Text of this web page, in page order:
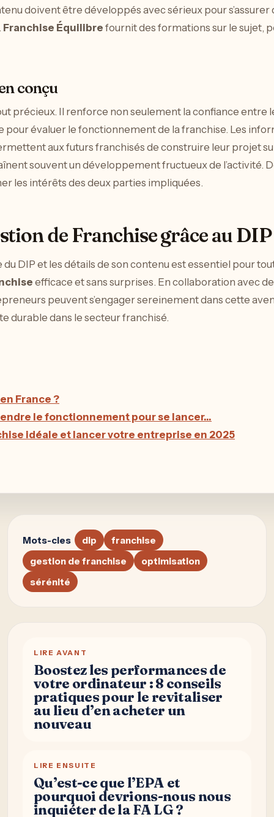
doivent être développés avec sérieux pour
Franchise Équilibre fournit des formations sur le sujet,
conçu
précieux. Il renforce non seulement la confiance entre
évaluer le fonctionnement de la franchise. Les
aux futurs franchisés de construire leur projet
souvent un développement fructueux de l’activité.
les intérêts des deux parties impliquées.
de Franchise grâce au DIP
DIP et les détails de son contenu est essentiel pour
efficace et sans surprises. En collaboration avec
peuvent s’engager sereinement dans cette
durable dans le secteur franchisé.
France ?
le fonctionnement pour se lancer…
idéale et lancer votre entreprise en 2025
Mots-cles dip
franchise
gestion de franchise
optimisation
sérénité
LIRE AVANT
Boostez les performances de
votre ordinateur : 8 conseils
pratiques pour le revitaliser
au lieu d’en acheter un
nouveau
LIRE ENSUITE
Qu’est-ce que l’EPA et
pourquoi devrions-nous nous
inquiéter de la FA LG ?